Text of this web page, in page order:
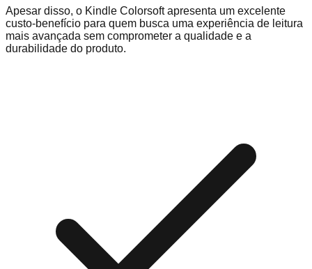
Apesar disso, o Kindle Colorsoft apresenta um excelente
custo-benefício para quem busca uma experiência de leitura
mais avançada sem comprometer a qualidade e a
durabilidade do produto.